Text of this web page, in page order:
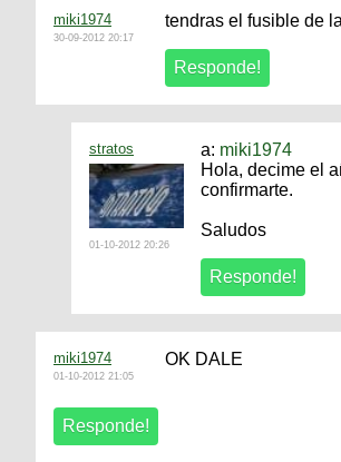
miki1974
30-09-2012 20:17
tendras el fusible de
stratos
01-10-2012 20:26
a: miki1974
Hola, decime el
confirmarte.
Saludos
miki1974
01-10-2012 21:05
OK DALE